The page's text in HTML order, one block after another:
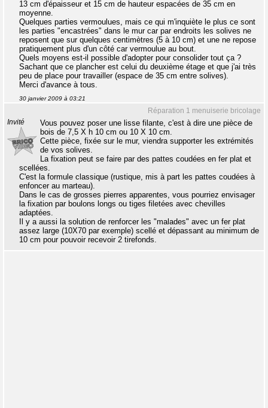
13 cm d'épaisseur et 15 cm de hauteur espacées de 35 cm en
moyenne.
Quelques parties vermoulues, mais ce qui m'inquiète le plus ce sont
les parties "encastrées" dans le mur car par endroits les solives ne
reposent que sur quelques centimètres (5 à 10 cm) et une ne repose
pratiquement plus d'un côté car vermoulue au bout.
Quels moyens est-il possible d'adopter pour consolider tout ça ?
Sachant que ce plancher est celui du deuxième étage et que j'ai très
peu de place pour travailler (espace de 35 cm entre solives).
Merci d'avance à tous.
30 janvier 2009 à 03:21
Réparation 1 menuiserie bricolage
Invité
Vous pouvez poser une lisse filante, c'est à dire une pièce de
bois de 7,5 X h 10 cm ou 10 X 10 cm.
Cette pièce, fixée sur le mur, viendra supporter les extrémités
de vos solives.
La fixation peut se faire par des pattes coudées en fer plat et
scellées.
C'est la formule classique (rustique, mis à part les pattes coudées à
enfoncer au marteau).
Dans le cas de grosses pierres apparentes, vous pourriez envisager
la fixation par boulons longs ou tiges filetées avec chevilles
adaptées.
Il y a aussi la solution de renforcer les "malades" avec un fer plat
assez large (10X70 par exemple) scellé et dépassant au minimum de
10 cm pour pouvoir recevoir 2 tirefonds.